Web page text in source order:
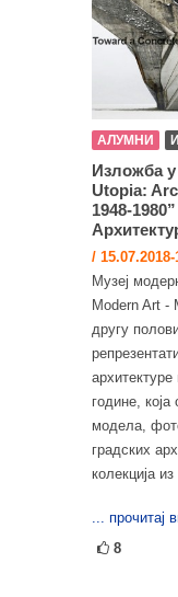
АЛУМНИ
Изложба
Utopia:
1948-
/
Музеј
Modern Art -
другу
године,
модела,
градских
колекција
... прочитај
8